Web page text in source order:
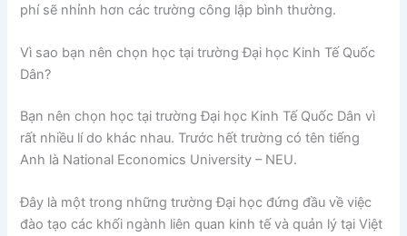
phí sẽ nhỉnh hơn các trường công lập bình thường.
Vì sao bạn nên chọn học tại trường Đại học Kinh Tế Quốc
Dân?
Bạn nên chọn học tại trường Đại học Kinh Tế Quốc Dân vì
rất nhiều lí do khác nhau. Trước hết trường có tên tiếng
Anh là National Economics University – NEU.
Đây là một trong những trường Đại học đứng đầu về việc
đào tạo các khối ngành liên quan kinh tế và quản lý tại Việt